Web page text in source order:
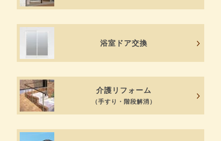
浴室ドア交換
介護リフォーム
（手すり・階段解消）